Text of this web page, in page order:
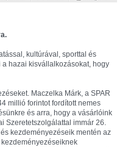
kultúrával, sporttal és
hazai kisvállalkozásokat, hogy
Maczelka Márk, a SPAR
millió forintot fordított nemes
és arra, hogy a vásárlóink
Szeretetszolgálattal immár 26.
kezdeményezéseik mentén az